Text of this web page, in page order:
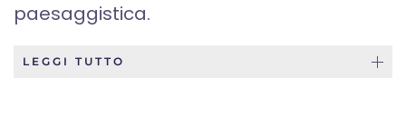
paesaggistica.
LEGGI TUTTO